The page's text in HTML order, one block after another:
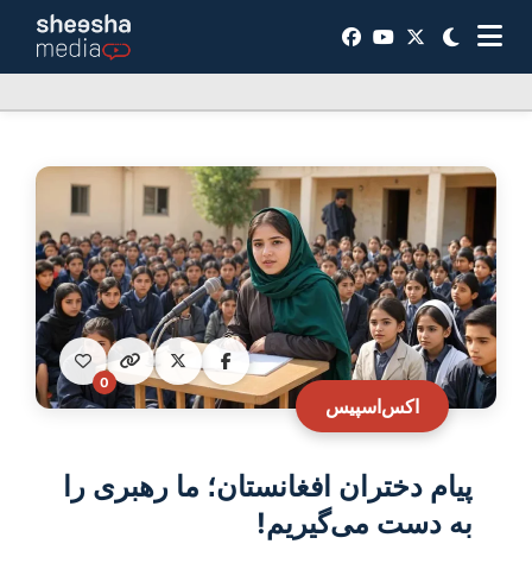
اکس‌اسپیس
0
پیام دختران افغانستان؛ ما رهبری را
به دست می‌گیریم!